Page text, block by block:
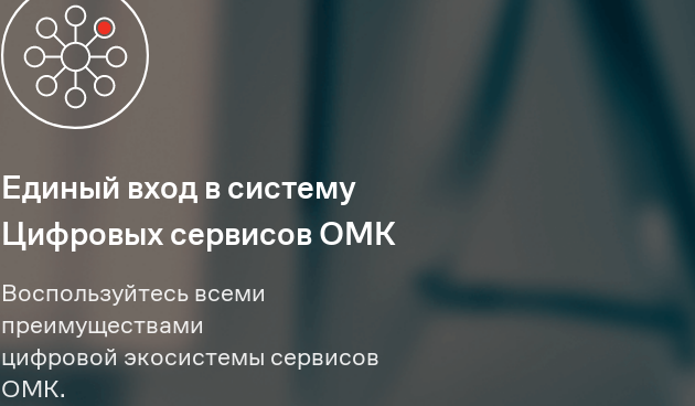
Единый вход в систему
Цифровых сервисов ОМК
Воспользуйтесь всеми
преимуществами
цифровой экосистемы сервисов
ОМК.